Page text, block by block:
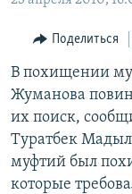
навигации
Вернутся
поиску
УЗБЕКИСТАН
ТАДЖИКИСТАН
НА ДРУГИХ
ҚАЗАҚША
КЫРГЫЗЧА
ТОҶИКӢ
TÜRKMENÇE
Все сайты
Поделиться
В похищении
Жуманова
их поиск,
Туратбек
муфтий был
которые